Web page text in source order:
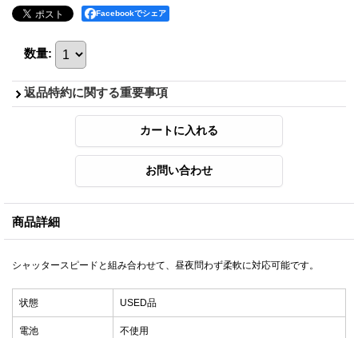
Facebookでシェア
数量:
返品特約に関する重要事項
商品詳細
シャッタースピードと組み合わせて、昼夜問わず柔軟に対応可能です。
状態 USED品
電池 不使用